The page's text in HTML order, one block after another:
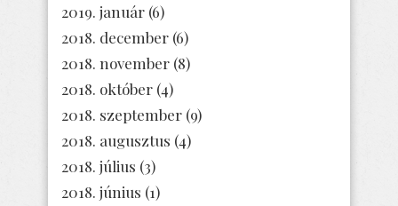
2019. január (6)
2018. december (6)
2018. november (8)
2018. október (4)
2018. szeptember (9)
2018. augusztus (4)
2018. július (3)
2018. június (1)